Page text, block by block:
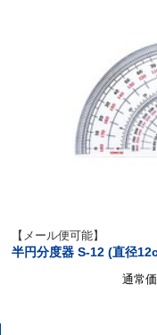
【メール便可能】
半円分度器 S-12 (直径
通常